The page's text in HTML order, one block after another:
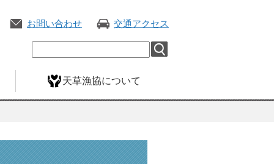
お問い合わせ 交通アクセス
天草漁協について